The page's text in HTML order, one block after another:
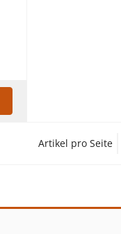
Artikel pro Seite